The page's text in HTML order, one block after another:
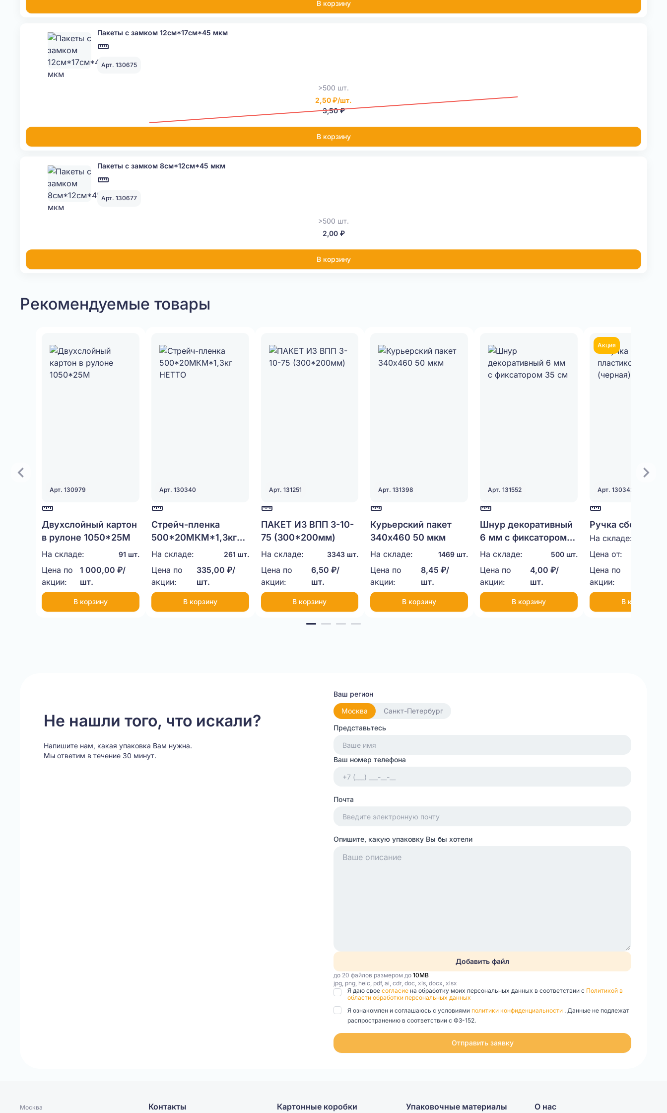
В корзину
Пакеты с замком 12см*17см*45 мкм
Арт. 130675
>500 шт.
2,50 ₽/шт.
3,50 ₽
В корзину
Пакеты с замком 8см*12см*45 мкм
Арт. 130677
>500 шт.
2,00 ₽
В корзину
Рекомендуемые товары
Арт. 130979
Двухслойный картон
в рулоне 1050*25М
На складе: 91 шт.
Цена по
акции:
1 000,00 ₽/
шт.
В корзину
Арт. 130340
Стрейч-пленка
500*20МКМ*1,3кг
НЕТТО
На складе: 261 шт.
Цена по
акции:
335,00 ₽/
шт.
В корзину
Арт. 131251
ПАКЕТ ИЗ ВПП 3-10-
75 (300*200мм)
На складе: 3343 шт.
Цена по
акции:
6,50 ₽/
шт.
В корзину
Арт. 131398
Курьерский пакет
340х460 50 мкм
На складе: 1469 шт.
Цена по
акции:
8,45 ₽/
шт.
В корзину
Арт. 131552
Шнур декоративный
6 мм с фиксатором
35 см
На складе: 500 шт.
Цена по
акции:
4,00 ₽/
шт.
В корзину
Акция
Арт. 130342
Ручка сборная
пластиковая
На складе:
Цена от:
Цена по
акции:
В корзину
Не нашли того, что искали?
Напишите нам, какая упаковка Вам нужна.
Мы ответим в течение 30 минут.
Ваш регион
Москва
Санкт-Петербург
Представьтесь
Ваш номер телефона
Почта
Опишите, какую упаковку Вы бы хотели
Добавить файл
до 20 файлов размером до 10MB
jpg, png, heic, pdf, ai, cdr, doc, xls, docx, xlsx
Я даю свое согласие на обработку моих персональных данных в соответствии с Политикой в
области обработки персональных данных
Я ознакомлен и соглашаюсь с условиями политики конфиденциальности . Данные не подлежат
распространению в соответствии с ФЗ-152.
Отправить заявку
Москва Контакты Картонные коробки Упаковочные материалы О нас